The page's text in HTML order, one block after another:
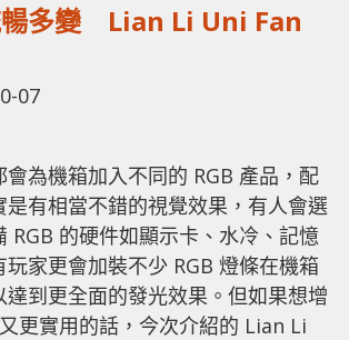
暢多變 Lian Li Uni Fan
07
為機箱加入不同的 RGB 產品，配
是有相當不錯的視覺效果，有人會選
RGB 的硬件如顯示卡、水冷、記憶
家更會加裝不少 RGB 燈條在機箱
達到更全面的發光效果。但如果想增
更實用的話，今次介紹的 Lian Li